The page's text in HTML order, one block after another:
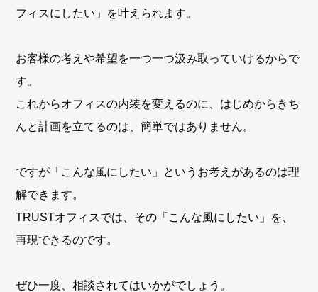
フィスにしたい」を叶えられます。
お客様の考えや希望を一つ一つ汲み取っていけるからで
す。
これからオフィスの内装を変えるのに、はじめからきち
んと計画を立てるのは、簡単ではありません。
ですが「こんな風にしたい」というお考えがあるのは理
解できます。
TRUSTオフィスでは、その「こんな風にしたい」を、
再現できるのです。
ぜひ一度、相談されてはいかがでしょう。